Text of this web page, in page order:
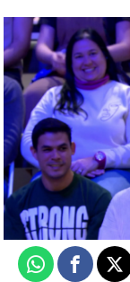
¿Es Carla
La ruleta?:
Carlos
Publicado:22
Whatsapp X